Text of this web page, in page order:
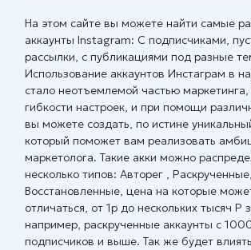
На этом сайте вы можете найти самые
аккаунты Instagram: С подписчиками,
рассылки, с публикациями под разные
Использование аккаунтов Инстаграм в
стало неотъемлемой частью
гибкости настроек, и при помощи
вы можете создать, по истине
который поможет вам реализовать
маркетолога. Такие акки можно
несколько типов: Авторег , Раскрученные,
Восстановленные, цена на которые
отличаться, от 1р до нескольких тысяч Р
например, раскрученные аккаунты с
подписчиков и выше. Так же будет